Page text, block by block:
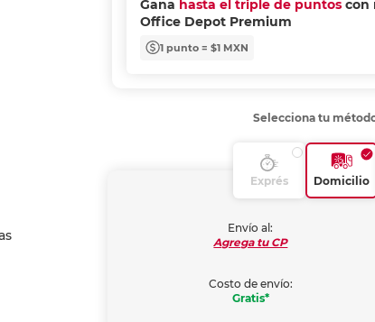
Gana hasta el triple de puntos con
Office Depot Premium
1 punto = $1 MXN
Selecciona tu
Exprés Domicilio
Envío al:
Agrega tu CP
Costo de envío:
Gratis*